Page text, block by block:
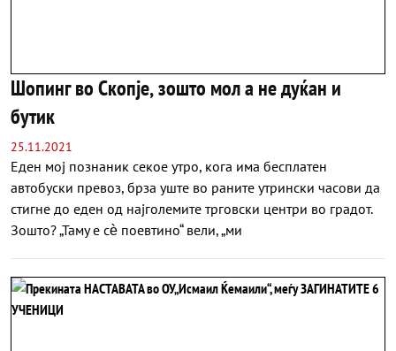
Шопинг во Скопје, зошто мол а не дуќан и
бутик
25.11.2021
Еден мој познаник секое утро, кога има бесплатен
автобуски превоз, брза уште во раните утрински часови да
стигне до еден од најголемите трговски центри во градот.
Зошто? „Таму е сѐ поевтино“ вели, „ми